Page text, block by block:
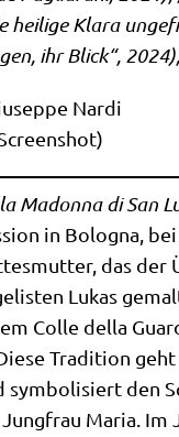
hei­li­ge Kla­ra
ihr Blick“, 2024),
Nar­di
Madon­na di San
in Bolo­gna,
das der
Lukas
Col­le del­la
Tra­di­ti­on geht
sym­bo­li­siert den
Maria. Im